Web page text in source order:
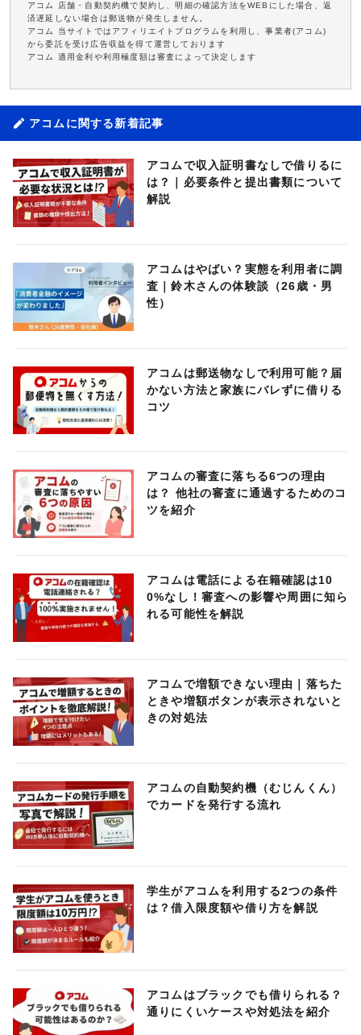
アコム 店舗・自動契約機で契約し、明細の確認方法をWEBにした場合、返
済遅延しない場合は郵送物が発生しません。
アコム 当サイトではアフィリエイトプログラムを利用し、事業者(アコム)
から委託を受け広告収益を得て運営しております
アコム 適用金利や利用極度額は審査によって決定します
アコムに関する新着記事
アコムで収入証明書なしで借りるに
は？｜必要条件と提出書類について
解説
アコムはやばい？実態を利用者に調
査｜鈴木さんの体験談（26歳・男
性）
アコムは郵送物なしで利用可能？届
かない方法と家族にバレずに借りる
コツ
アコムの審査に落ちる6つの理由
は？ 他社の審査に通過するためのコ
ツを紹介
アコムは電話による在籍確認は10
0%なし！審査への影響や周囲に知ら
れる可能性を解説
アコムで増額できない理由｜落ちた
ときや増額ボタンが表示されないと
きの対処法
アコムの自動契約機（むじんくん）
でカードを発行する流れ
学生がアコムを利用する2つの条件
は？借入限度額や借り方を解説
アコムはブラックでも借りられる？
通りにくいケースや対処法を紹介